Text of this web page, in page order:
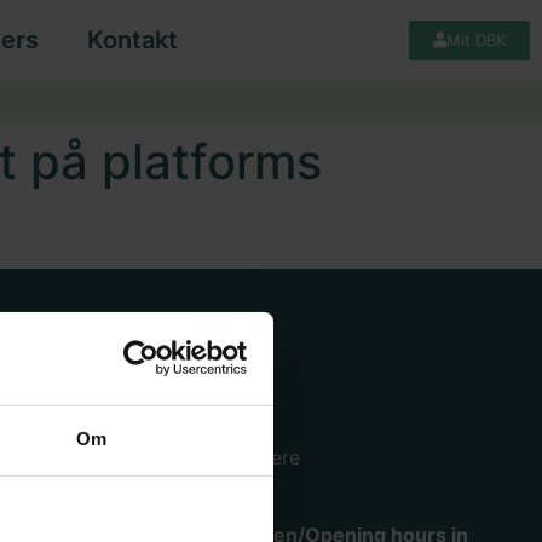
Om
Kontakt Mit DBK
på platforms
Hjælp
Køge lager og hovedkontor
Se mere
Åbningstider i varemodtagelsen/Opening hours in